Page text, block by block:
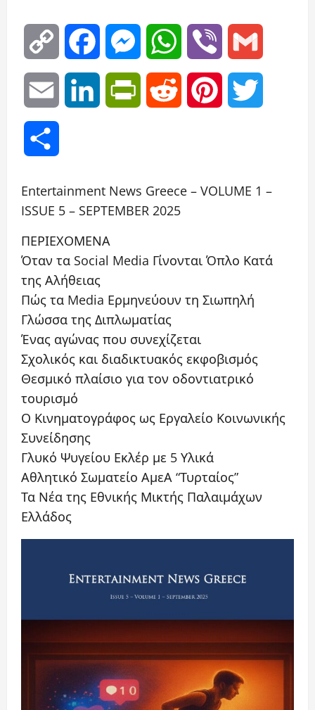
Copy
Link
Facebook MessengerWhatsAppViber
Email LinkedIn PrintFriendly
Reddit Pinterest
Entertainment News Greece – VOLUME 1 –
ISSUE 5 – SEPTEMBER 2025
ΠΕΡΙΕΧΟΜΕΝΑ
Όταν τα Social Media Γίνονται Όπλο Κατά
της Αλήθειας
Πώς τα Media Ερμηνεύουν τη Σιωπηλή
Γλώσσα της Διπλωματίας
Ένας αγώνας που συνεχίζεται
Σχολικός και διαδικτυακός εκφοβισμός
Θεσμικό πλαίσιο για τον οδοντιατρικό
τουρισμό
Ο Κινηματογράφος ως Εργαλείο Κοινωνικής
Συνείδησης
Γλυκό Ψυγείου Εκλέρ με 5 Υλικά
Αθλητικό Σωματείο ΑμεΑ “Τυρταίος”
Τα Νέα της Εθνικής Μικτής Παλαιμάχων
Ελλάδος